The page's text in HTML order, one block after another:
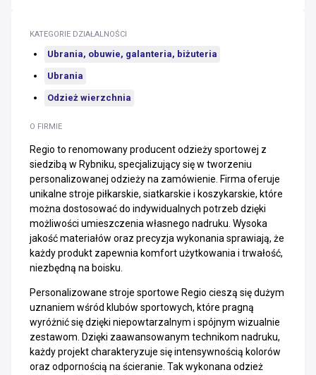
O FIRMIE
Regio to renomowany producent odzieży sportowej z
siedzibą w Rybniku, specjalizujący się w tworzeniu
personalizowanej odzieży na zamówienie. Firma oferuje
unikalne stroje piłkarskie, siatkarskie i koszykarskie, które
można dostosować do indywidualnych potrzeb dzięki
możliwości umieszczenia własnego nadruku. Wysoka
jakość materiałów oraz precyzja wykonania sprawiają, że
każdy produkt zapewnia komfort użytkowania i trwałość,
niezbędną na boisku.
Personalizowane stroje sportowe Regio cieszą się dużym
uznaniem wśród klubów sportowych, które pragną
wyróżnić się dzięki niepowtarzalnym i spójnym wizualnie
zestawom. Dzięki zaawansowanym technikom nadruku,
każdy projekt charakteryzuje się intensywnością kolorów
oraz odpornością na ścieranie. Tak wykonana odzież
KATEGORIE DZIAŁALNOŚCI
Ubrania, obuwie, galanteria, biżuteria
Ubrania
Odzież wierzchnia